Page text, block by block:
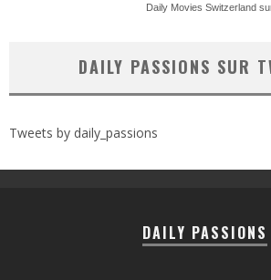
Daily Movies Switzerland
DAILY PASSIONS SUR
Tweets by daily_passions
DAILY PASSIONS